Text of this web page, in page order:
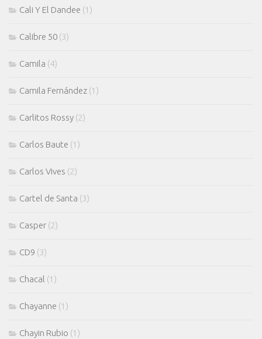
Cali Y El Dandee (1)
Calibre 50 (3)
Camila (4)
Camila Fernández (1)
Carlitos Rossy (2)
Carlos Baute (1)
Carlos Vives (2)
Cartel de Santa (3)
Casper (2)
CD9 (3)
Chacal (1)
Chayanne (1)
Chayin Rubio (1)